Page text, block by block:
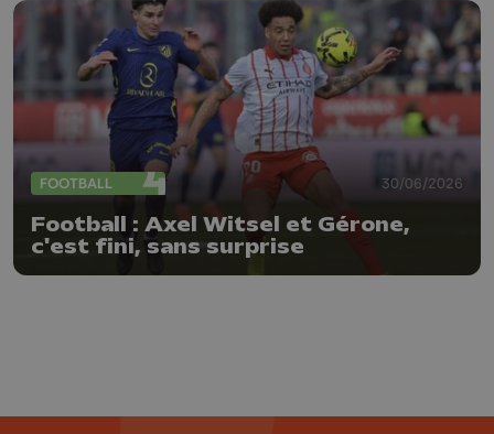
FOOTBALL 30/06/2026
Football : Axel Witsel et Gérone,
c'est fini, sans surprise